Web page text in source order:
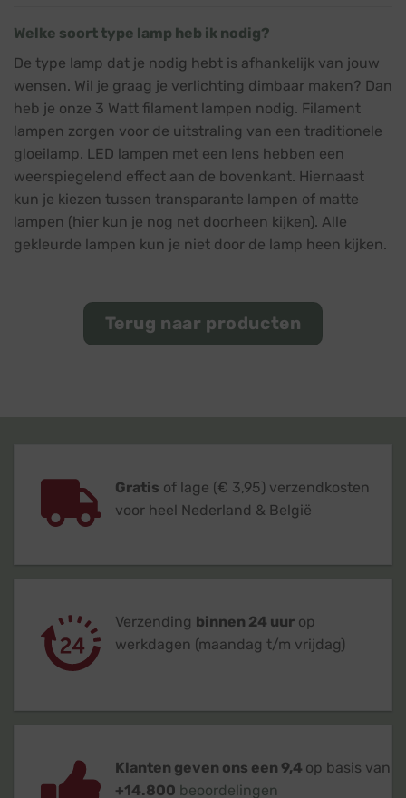
Welke soort type lamp heb ik nodig?
De type lamp dat je nodig hebt is afhankelijk van jouw
wensen. Wil je graag je verlichting dimbaar maken? Dan
heb je onze 3 Watt filament lampen nodig. Filament
lampen zorgen voor de uitstraling van een traditionele
gloeilamp. LED lampen met een lens hebben een
weerspiegelend effect aan de bovenkant. Hiernaast
kun je kiezen tussen transparante lampen of matte
lampen (hier kun je nog net doorheen kijken). Alle
gekleurde lampen kun je niet door de lamp heen kijken.
Terug naar producten
Gratis of lage (€ 3,95) verzendkosten
voor heel Nederland & België
Verzending binnen 24 uur op
werkdagen (maandag t/m vrijdag)
Klanten geven ons een 9,4 op basis van
+14.800 beoordelingen